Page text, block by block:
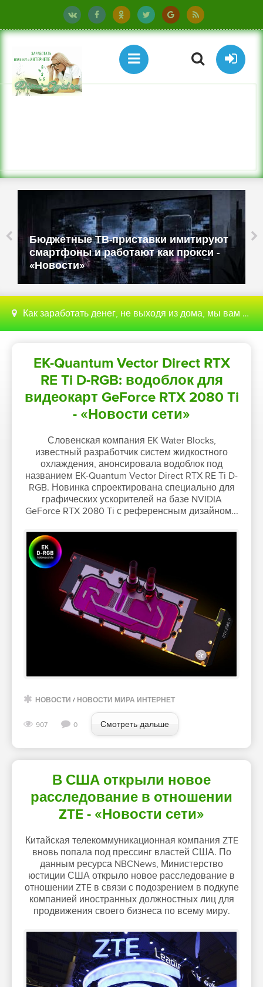
Бюджетные ТВ-приставки имитируют
смартфоны и работают как прокси -
«Новости»
Как заработать денег, не выходя из дома, мы вам поможем с этим разобраться
EK-Quantum Vector Direct RTX
RE Ti D-RGB: водоблок для
видеокарт GeForce RTX 2080 Ti
- «Новости сети»
Словенская компания EK Water Blocks,
известный разработчик систем жидкостного
охлаждения, анонсировала водоблок под
названием EK-Quantum Vector Direct RTX RE Ti D-
RGB. Новинка спроектирована специально для
графических ускорителей на базе NVIDIA
GeForce RTX 2080 Ti с референсным дизайном...
НОВОСТИ / НОВОСТИ МИРА ИНТЕРНЕТ
907 0 Смотреть дальше
В США открыли новое
расследование в отношении
ZTE - «Новости сети»
Китайская телекоммуникационная компания ZTE
вновь попала под прессинг властей США. По
данным ресурса NBCNews, Министерство
юстиции США открыло новое расследование в
отношении ZTE в связи с подозрением в подкупе
компанией иностранных должностных лиц для
продвижения своего бизнеса по всему миру.